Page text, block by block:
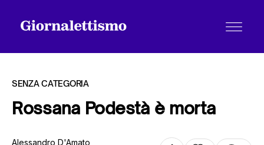
SENZA CATEGORIA
Rossana Podestà è morta
Alessandro D'Amato